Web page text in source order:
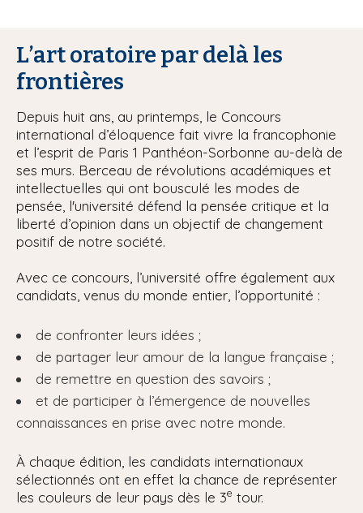
L’art oratoire par delà les
frontières
Depuis huit ans, au printemps, le Concours
international d’éloquence fait vivre la francophonie
et l’esprit de Paris 1 Panthéon-Sorbonne au-delà de
ses murs. Berceau de révolutions académiques et
intellectuelles qui ont bousculé les modes de
pensée, l'université défend la pensée critique et la
liberté d’opinion dans un objectif de changement
positif de notre société.
Avec ce concours, l’université offre également aux
candidats, venus du monde entier, l’opportunité :
de confronter leurs idées ;
de partager leur amour de la langue française ;
de remettre en question des savoirs ;
et de participer à l’émergence de nouvelles
connaissances en prise avec notre monde.
À chaque édition, les candidats internationaux
sélectionnés ont en effet la chance de représenter
les couleurs de leur pays dès le 3e tour.